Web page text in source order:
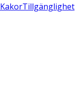
KakorTillgänglighet